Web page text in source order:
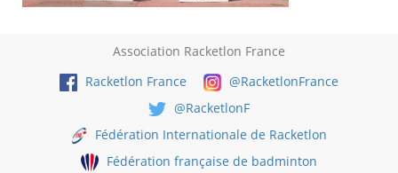
Association Racketlon France
Racketlon France
@RacketlonFrance
@RacketlonF
Fédération Internationale de Racketlon
Fédération française de badminton